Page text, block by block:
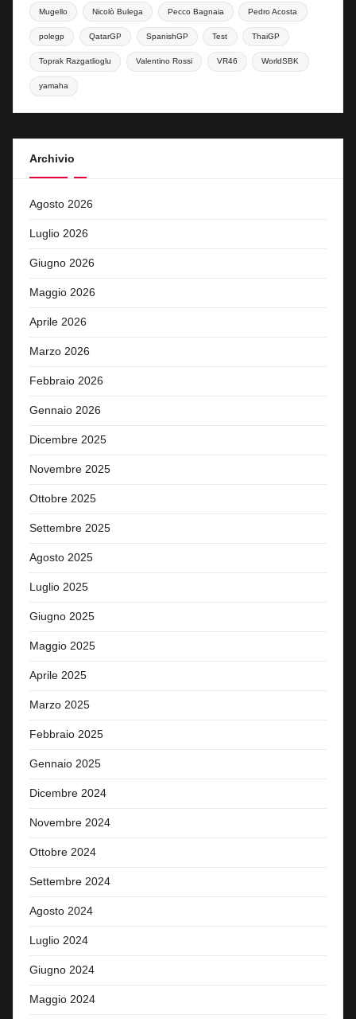
Mugello Nicolò Bulega Pecco Bagnaia Pedro Acosta
polegp QatarGP SpanishGP Test ThaiGP
Toprak Razgatlioglu Valentino Rossi VR46 WorldSBK
yamaha
Archivio
Agosto 2026
Luglio 2026
Giugno 2026
Maggio 2026
Aprile 2026
Marzo 2026
Febbraio 2026
Gennaio 2026
Dicembre 2025
Novembre 2025
Ottobre 2025
Settembre 2025
Agosto 2025
Luglio 2025
Giugno 2025
Maggio 2025
Aprile 2025
Marzo 2025
Febbraio 2025
Gennaio 2025
Dicembre 2024
Novembre 2024
Ottobre 2024
Settembre 2024
Agosto 2024
Luglio 2024
Giugno 2024
Maggio 2024